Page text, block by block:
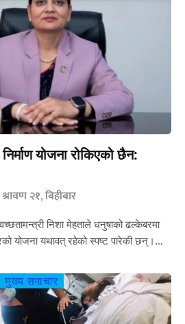
योजना रोकिएको छैन:
२१, बिहीबार
निशा मेहताले धनुषाको ढल्केबरमा
योजना यथावत् रहेको स्पष्ट पारेकी छन्।…
मुख्य समाचार